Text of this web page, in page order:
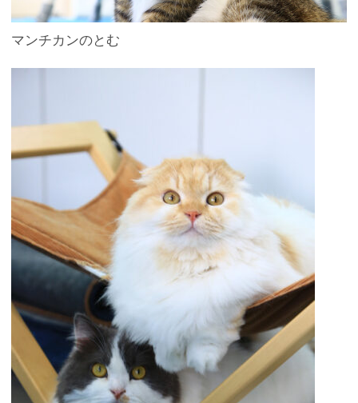
マンチカンのとむ